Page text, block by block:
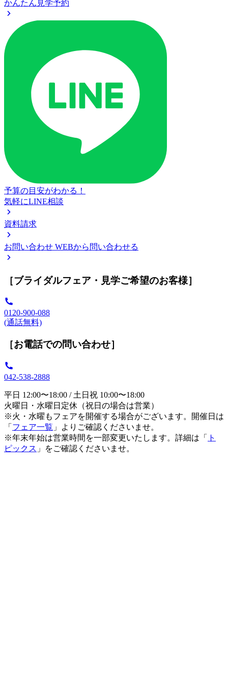
かんたん見学予約
予算の目安がわかる！
気軽にLINE相談
資料請求
お問い合わせ WEBから問い合わせる
［ブライダルフェア・見学ご希望のお客様］
0120-900-088
(通話無料)
［お電話での問い合わせ］
042-538-2888
平日 12:00〜18:00 / 土日祝 10:00〜18:00
火曜日・水曜日定休（祝日の場合は営業）
※火・水曜もフェアを開催する場合がございます。開催日は
「 フェア一覧 」よりご確認くださいませ。
※年末年始は営業時間を一部変更いたします。詳細は「
ト
ピックス 」をご確認くださいませ。